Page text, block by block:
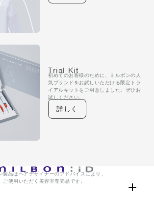
Trial Kit
初めてのお客様のために、ミルボンの人
気ブランドをお試しいただける限定トラ
イアルキットをご用意しました。ぜひお
試しください。
詳しく
製品はヘアデザイナーのアドバイスにより、
ご使用いただく美容室専売品です。